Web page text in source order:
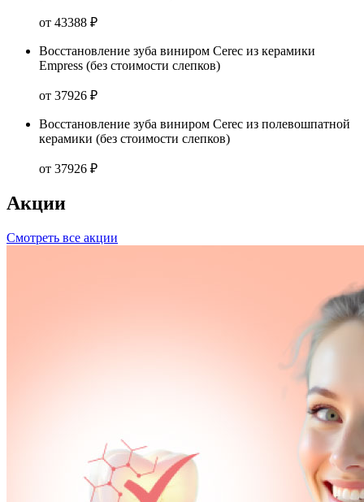
от 43388 ₽
Восстановление зуба виниром Cerec из керамики
Empress (без стоимости слепков)
от 37926 ₽
Восстановление зуба виниром Cerec из полевошпатной
керамики (без стоимости слепков)
от 37926 ₽
Акции
Смотреть все акции